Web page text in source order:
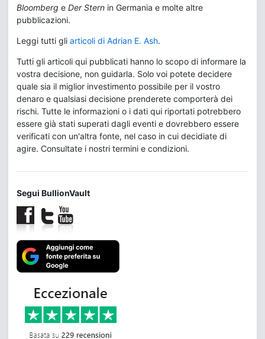
Bloomberg e Der Stern in Germania e molte altre
pubblicazioni.
Leggi tutti gli articoli di Adrian E. Ash.
Tutti gli articoli qui pubblicati hanno lo scopo di informare la
vostra decisione, non guidarla. Solo voi potete decidere
quale sia il miglior investimento possibile per il vostro
denaro e qualsiasi decisione prenderete comporterà dei
rischi. Tutte le informazioni o i dati qui riportati potrebbero
essere già stati superati dagli eventi e dovrebbero essere
verificati con un'altra fonte, nel caso in cui decidiate di
agire. Consultate i nostri termini e condizioni.
Segui BullionVault